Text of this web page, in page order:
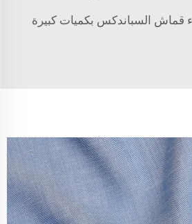
قماش السباندكس بكميات كبيرة